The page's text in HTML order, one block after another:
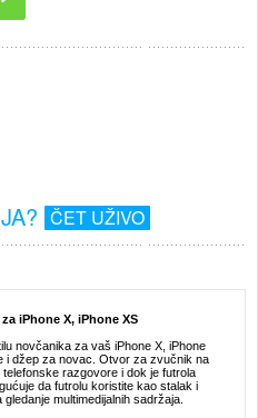
ČET UŽIVO
iPhone X, iPhone XS
novčanika za vaš iPhone X, iPhone
i džep za novac. Otvor za zvučnik na
razgovore i dok je futrola
da futrolu koristite kao stalak i
multimedijalnih sadržaja.